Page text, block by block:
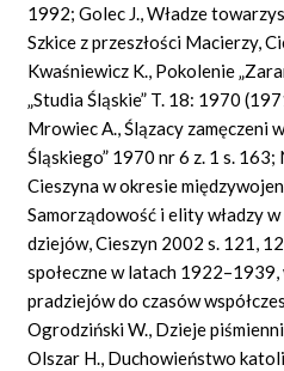
1992; Golec J., Władze
Szkice z przeszłości Macierzy,
Kwaśniewicz K., Pokolenie
„Studia Śląskie” T. 18: 1970
Mrowiec A., Ślązacy zamęczeni
Śląskiego” 1970 nr 6 z. 1 s.
Cieszyna w okresie
Samorządowość i elity władzy
dziejów, Cieszyn 2002 s. 121,
społeczne w latach
pradziejów do czasów
Ogrodziński W., Dzieje
Olszar H., Duchowieństwo